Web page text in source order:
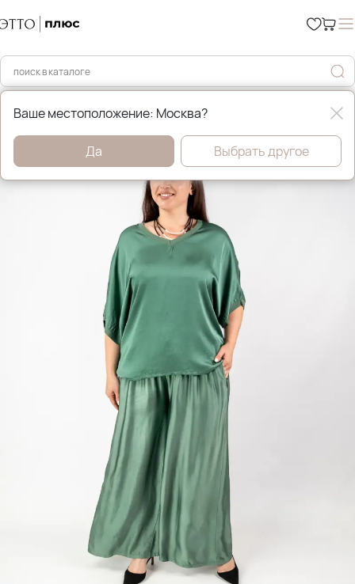
Главная Рубашки и блузы
Ваше местоположение: Москва?
Да Выбрать другое